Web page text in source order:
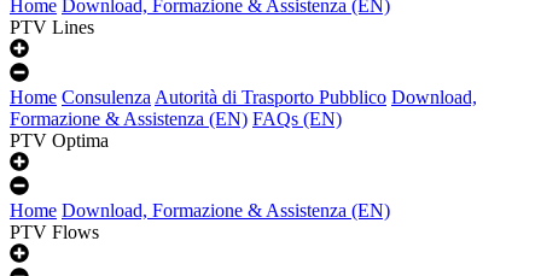
Home Download, Formazione & Assistenza (EN)
PTV Lines
Home ConsulenzaAutorità di Trasporto Pubblico Download,
Formazione & Assistenza (EN) FAQs (EN)
PTV Optima
Home Download, Formazione & Assistenza (EN)
PTV Flows